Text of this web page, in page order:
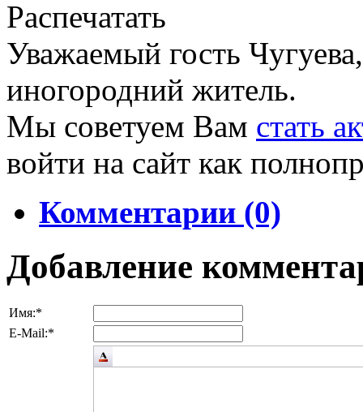
Уважаемый гость
иногородний житель.
Мы советуем Вам стать
войти на сайт как
Комментарии (0)
Добавление
Имя:*
E-Mail:*